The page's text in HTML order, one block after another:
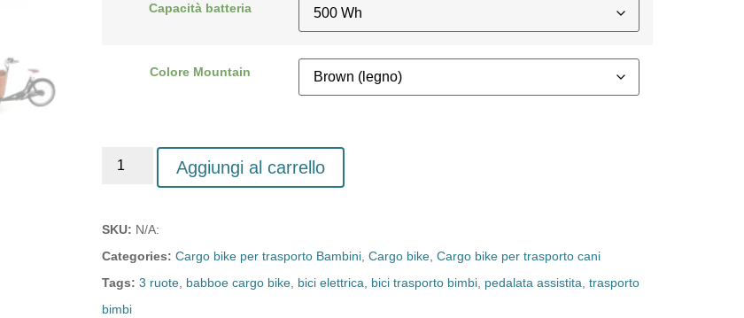
Capacità batteria
Colore Mountain
Aggiungi al carrello
SKU: N/A:
Categories:Cargo bike per trasporto Bambini,Cargo bike,Cargo bike per trasporto cani
Tags: 3 ruote, babboe cargo bike, bici elettrica, bici trasporto bimbi, pedalata assistita,trasporto
bimbi